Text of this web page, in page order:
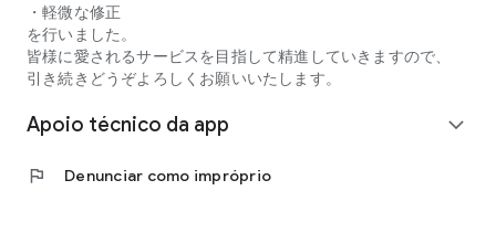
△▼△▼△▼ [MangaONE] Conta Oficial △▼△▼△▼
・Conta Oficial X da MangaONE
https://x.com/MangaONE_jp
Distribuímos atualizações e informações de lançamento de
https://manga-one.com/
・軽微な修正
を行いました。
皆様に愛されるサービスを目指して精進していきますので、
引き続きどうぞよろしくお願いいたします。
Apoio técnico da app expand_more
flag Denunciar como impróprio